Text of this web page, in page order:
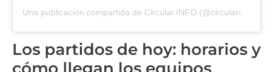
Los partidos de hoy: horarios y